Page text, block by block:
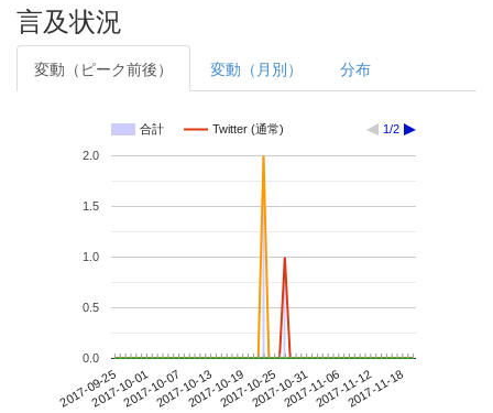
言及状況
変動（ピーク前後） 変動（月別） 分布
合計 Twitter (通常) 1/2
2017-09-252017-10-012017-10-072017-10-132017-10-192017-10-252017-10-312017-11-062017-11-122017-11-18
0.0
0.5
1.0
1.5
2.0